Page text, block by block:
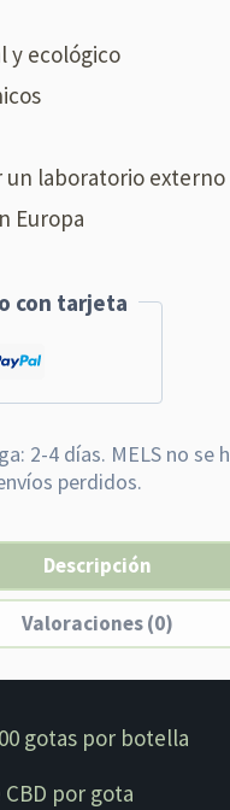
y ecológico
un laboratorio externo
Europa
con tarjeta
Descripción
Valoraciones (0)
gotas por botella
por gota